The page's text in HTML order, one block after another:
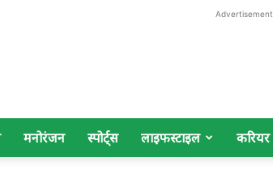
Advertisement
मनोरंजन स्पोर्ट्स लाइफस्टाइल करियर